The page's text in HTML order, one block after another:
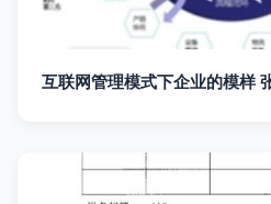
互联网管理模式下企业的模样